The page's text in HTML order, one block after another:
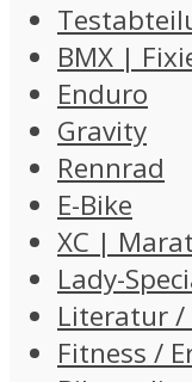
BMX |
Enduro
Gravity
Rennrad
E-Bike
XC |
Lady-
Literatur /
Fitness /